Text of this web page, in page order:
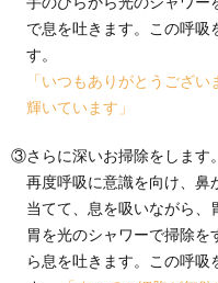
で息を吐きます。この呼吸
す。
「いつもありがとうござ
輝いています」
③さらに深いお掃除をします。
再度呼吸に意識を向け、鼻
当てて、息を吸いながら、
胃を光のシャワーで掃除
ら息を吐きます。この呼吸